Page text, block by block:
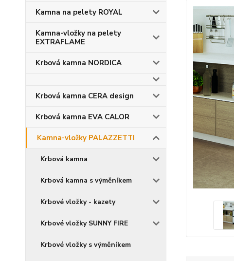
Kamna na pelety ROYAL
Kamna-vložky na pelety
EXTRAFLAME
Krbová kamna NORDICA
Krbová kamna CERA design
Krbová kamna EVA CALOR
Kamna-vložky PALAZZETTI
Krbová kamna
Krbová kamna s výměníkem
Krbové vložky - kazety
Krbové vložky SUNNY FIRE
Krbové vložky s výměníkem